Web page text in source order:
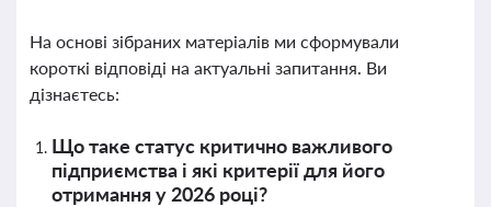
На основі зібраних матеріалів ми сформували
короткі відповіді на актуальні запитання. Ви
дізнаєтесь:
Що таке статус критично важливого
підприємства і які критерії для його
отримання у 2026 році?